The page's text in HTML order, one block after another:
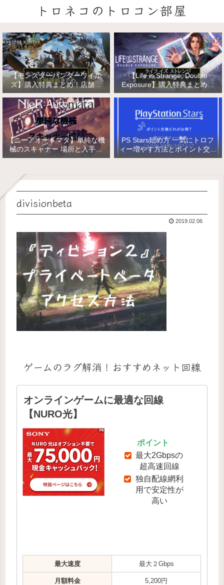
トロネコのトロコン部屋
【モンスターハンターワイル
ズ】購入特典まとめ！店舗特
典・店舗価格比較！
【Life is Strange: Double
Exposure】購入特典まとめ！
店舗特典・店舗価格比較！ライ
スポージャー
【ニーアオートマタ】単純な機
械のスキャナー 場所と入手方
法/複雑な機械と精巧な機械の
PS Stars始め方 一気にトロフ
ィー増やす方法とポイント交換
【PlayStation Stars】
divisionbeta
2019.02.06
ゲームのラグ解消！おすすめネット回線
オンラインゲームに最適な回線
【NURO光】
ポイント
最大2Gbpsの
超高速回線
独自配線網利
用で安定性が
高い
最大速度 最大２Gbps
月額料金 5,200円